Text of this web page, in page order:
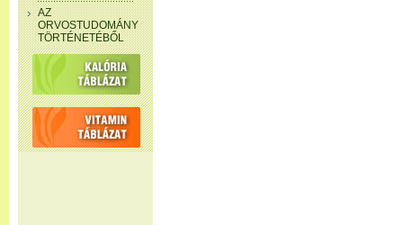
AZ
ORVOSTUDOMÁNY
TÖRTÉNETÉBŐL